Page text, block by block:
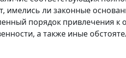
имелись ли законные
порядок привлечения к
а также иные